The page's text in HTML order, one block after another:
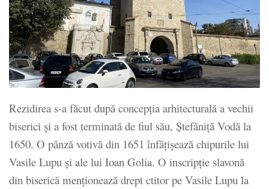
Rezidirea s-a făcut după concepția arhitecturală a vechii
biserici și a fost terminată de fiul său, Ștefăniță Vodă la
1650. O pânză votivă din 1651 înfățișează chipurile lui
Vasile Lupu și ale lui Ioan Golia. O inscripție slavonă
din biserică menționează drept ctitor pe Vasile Lupu la